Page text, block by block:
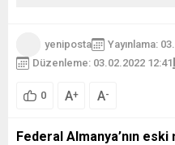
yeniposta
Yayınlama:
Düzenleme: 03.02.2022 12:41
0 A+ A-
Federal Almanya’nın